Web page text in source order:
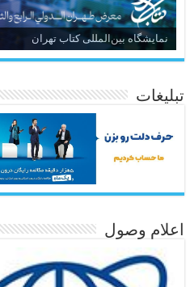
نمایشگاه بین‌المللی کتاب تهران
تبلیغات
اعلام وصول